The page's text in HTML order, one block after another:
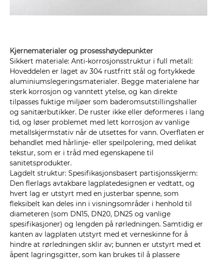
Kjernematerialer og prosesshøydepunkter
Sikkert materiale: Anti-korrosjonsstruktur i full metall:
Hoveddelen er laget av 304 rustfritt stål og fortykkede
aluminiumslegeringsmaterialer. Begge materialene har
sterk korrosjon og vanntett ytelse, og kan direkte
tilpasses fuktige miljøer som baderomsutstillingshaller
og sanitærbutikker. De ruster ikke eller deformeres i lang
tid, og løser problemet med lett korrosjon av vanlige
metallskjermstativ når de utsettes for vann. Overflaten er
behandlet med hårlinje- eller speilpolering, med delikat
tekstur, som er i tråd med egenskapene til
sanitetsprodukter.
Lagdelt struktur: Spesifikasjonsbasert partisjonsskjerm:
Den flerlags avtakbare lagplatedesignen er vedtatt, og
hvert lag er utstyrt med en justerbar spenne, som
fleksibelt kan deles inn i visningsområder i henhold til
diameteren (som DN15, DN20, DN25 og vanlige
spesifikasjoner) og lengden på rørledningen. Samtidig er
kanten av lagplaten utstyrt med et verneskinne for å
hindre at rørledningen sklir av; bunnen er utstyrt med et
åpent lagringsgitter, som kan brukes til å plassere